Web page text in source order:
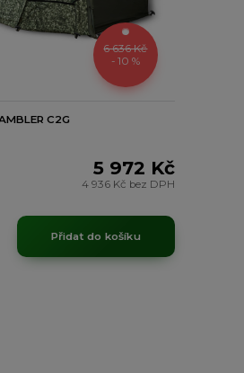
6 636 Kč
- 10 %
C2G
5 972 Kč
4 936 Kč bez DPH
Přidat do košíku